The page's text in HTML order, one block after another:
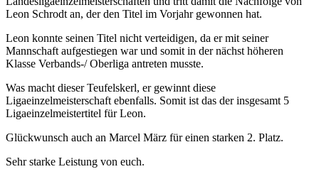
Leon Schrodt an, der den Titel im Vorjahr gewonnen hat.
Leon konnte seinen Titel nicht verteidigen, da er mit seiner
Mannschaft aufgestiegen war und somit in der nächst höheren
Klasse Verbands-/ Oberliga antreten musste.
Was macht dieser Teufelskerl, er gewinnt diese
Ligaeinzelmeisterschaft ebenfalls. Somit ist das der insgesamt 5
Ligaeinzelmeistertitel für Leon.
Glückwunsch auch an Marcel März für einen starken 2. Platz.
Sehr starke Leistung von euch.